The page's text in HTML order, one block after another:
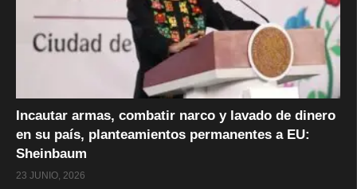
Incautar armas, combatir narco y lavado de dinero
en su país, planteamientos permanentes a EU:
Sheinbaum
23 JUNIO, 2026